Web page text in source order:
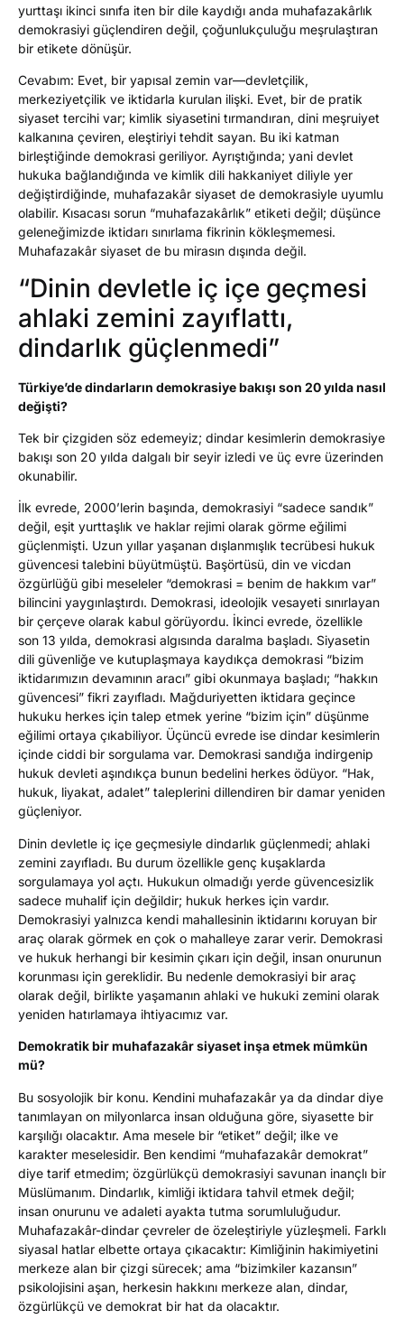
yurttaşı ikinci sınıfa iten bir dile kaydığı anda muhafazakârlık
demokrasiyi güçlendiren değil, çoğunlukçuluğu meşrulaştıran
bir etikete dönüşür.
Cevabım: Evet, bir yapısal zemin var—devletçilik,
merkeziyetçilik ve iktidarla kurulan ilişki. Evet, bir de pratik
siyaset tercihi var; kimlik siyasetini tırmandıran, dini meşruiyet
kalkanına çeviren, eleştiriyi tehdit sayan. Bu iki katman
birleştiğinde demokrasi geriliyor. Ayrıştığında; yani devlet
hukuka bağlandığında ve kimlik dili hakkaniyet diliyle yer
değiştirdiğinde, muhafazakâr siyaset de demokrasiyle uyumlu
olabilir. Kısacası sorun “muhafazakârlık” etiketi değil; düşünce
geleneğimizde iktidarı sınırlama fikrinin kökleşmemesi.
Muhafazakâr siyaset de bu mirasın dışında değil.
“Dinin devletle iç içe geçmesi
ahlaki zemini zayıflattı,
dindarlık güçlenmedi”
Türkiye’de dindarların demokrasiye bakışı son 20 yılda nasıl
değişti?
Tek bir çizgiden söz edemeyiz; dindar kesimlerin demokrasiye
bakışı son 20 yılda dalgalı bir seyir izledi ve üç evre üzerinden
okunabilir.
İlk evrede, 2000’lerin başında, demokrasiyi “sadece sandık”
değil, eşit yurttaşlık ve haklar rejimi olarak görme eğilimi
güçlenmişti. Uzun yıllar yaşanan dışlanmışlık tecrübesi hukuk
güvencesi talebini büyütmüştü. Başörtüsü, din ve vicdan
özgürlüğü gibi meseleler “demokrasi = benim de hakkım var”
bilincini yaygınlaştırdı. Demokrasi, ideolojik vesayeti sınırlayan
bir çerçeve olarak kabul görüyordu. İkinci evrede, özellikle
son 13 yılda, demokrasi algısında daralma başladı. Siyasetin
dili güvenliğe ve kutuplaşmaya kaydıkça demokrasi “bizim
iktidarımızın devamının aracı” gibi okunmaya başladı; “hakkın
güvencesi” fikri zayıfladı. Mağduriyetten iktidara geçince
hukuku herkes için talep etmek yerine “bizim için” düşünme
eğilimi ortaya çıkabiliyor. Üçüncü evrede ise dindar kesimlerin
içinde ciddi bir sorgulama var. Demokrasi sandığa indirgenip
hukuk devleti aşındıkça bunun bedelini herkes ödüyor. “Hak,
hukuk, liyakat, adalet” taleplerini dillendiren bir damar yeniden
güçleniyor.
Dinin devletle iç içe geçmesiyle dindarlık güçlenmedi; ahlaki
zemini zayıfladı. Bu durum özellikle genç kuşaklarda
sorgulamaya yol açtı. Hukukun olmadığı yerde güvencesizlik
sadece muhalif için değildir; hukuk herkes için vardır.
Demokrasiyi yalnızca kendi mahallesinin iktidarını koruyan bir
araç olarak görmek en çok o mahalleye zarar verir. Demokrasi
ve hukuk herhangi bir kesimin çıkarı için değil, insan onurunun
korunması için gereklidir. Bu nedenle demokrasiyi bir araç
olarak değil, birlikte yaşamanın ahlaki ve hukuki zemini olarak
yeniden hatırlamaya ihtiyacımız var.
Demokratik bir muhafazakâr siyaset inşa etmek mümkün
mü?
Bu sosyolojik bir konu. Kendini muhafazakâr ya da dindar diye
tanımlayan on milyonlarca insan olduğuna göre, siyasette bir
karşılığı olacaktır. Ama mesele bir “etiket” değil; ilke ve
karakter meselesidir. Ben kendimi “muhafazakâr demokrat”
diye tarif etmedim; özgürlükçü demokrasiyi savunan inançlı bir
Müslümanım. Dindarlık, kimliği iktidara tahvil etmek değil;
insan onurunu ve adaleti ayakta tutma sorumluluğudur.
Muhafazakâr-dindar çevreler de özeleştiriyle yüzleşmeli. Farklı
siyasal hatlar elbette ortaya çıkacaktır: Kimliğinin hakimiyetini
merkeze alan bir çizgi sürecek; ama “bizimkiler kazansın”
psikolojisini aşan, herkesin hakkını merkeze alan, dindar,
özgürlükçü ve demokrat bir hat da olacaktır.